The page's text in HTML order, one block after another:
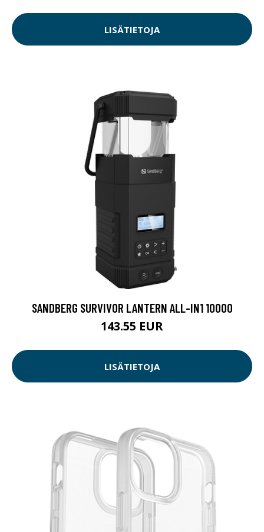
LISÄTIETOJA
SANDBERG SURVIVOR LANTERN ALL-IN1 10000
143.55 EUR
LISÄTIETOJA